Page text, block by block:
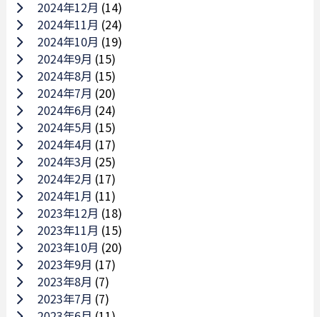
2024年12月 (14)
2024年11月 (24)
2024年10月 (19)
2024年9月 (15)
2024年8月 (15)
2024年7月 (20)
2024年6月 (24)
2024年5月 (15)
2024年4月 (17)
2024年3月 (25)
2024年2月 (17)
2024年1月 (11)
2023年12月 (18)
2023年11月 (15)
2023年10月 (20)
2023年9月 (17)
2023年8月 (7)
2023年7月 (7)